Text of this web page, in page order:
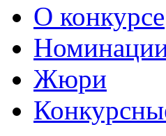
О конкурсе
Жюри